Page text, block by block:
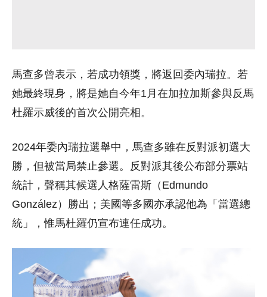
馬查多曾表示，若成功領獎，將返回委內瑞拉。若
她最終現身，將是她自今年1月在加拉加斯參與反馬
杜羅示威後的首次公開亮相。
2024年委內瑞拉選舉中，馬查多雖在反對派初選大
勝，但被當局禁止參選。反對派其後公布部分票站
統計，聲稱其候選人格薩雷斯（Edmundo
González）勝出；美國等多國亦承認他為「當選總
統」，惟馬杜羅仍宣布連任成功。